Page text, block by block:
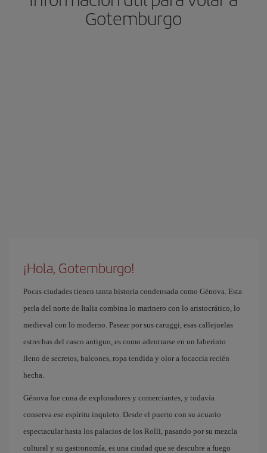
Gotemburgo
¡Hola, Gotemburgo!
Pocas ciudades tienen tanta historia condensada como Génova. Esta
perla del norte de Italia combina lo marinero con lo aristocrático, lo
medieval con lo moderno. Pasear por sus caruggi, esas callejuelas
estrechas del casco antiguo, es como adentrarse en un laberinto
lleno de secretos, balcones, ropa tendida y olor a focaccia recién
hecha.
Génova fue cuna de exploradores y comerciantes, y todavía
conserva ese espíritu inquieto. Desde el puerto con su acuario
espectacular hasta los palacios de los Rolli, pasando por su mezcla
cultural y su gastronomía, es una ciudad que se descubre a fuego